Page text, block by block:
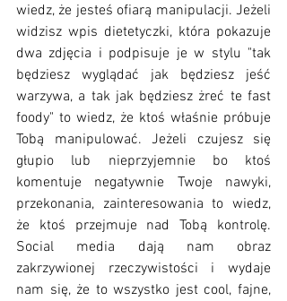
wiedz, że jesteś ofiarą manipulacji. Jeżeli
widzisz wpis dietetyczki, która pokazuje
dwa zdjęcia i podpisuje je w stylu "tak
będziesz wyglądać jak będziesz jeść
warzywa, a tak jak będziesz żreć te fast
foody" to wiedz, że ktoś właśnie próbuje
Tobą manipulować. Jeżeli czujesz się
głupio lub nieprzyjemnie bo ktoś
komentuje negatywnie Twoje nawyki,
przekonania, zainteresowania to wiedz,
że ktoś przejmuje nad Tobą kontrolę.
Social media dają nam obraz
zakrzywionej rzeczywistości i wydaje
nam się, że to wszystko jest cool, fajne,